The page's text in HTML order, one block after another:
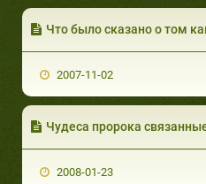
Что было сказано о том
2007-11-02
Чудеса пророка
2008-01-23